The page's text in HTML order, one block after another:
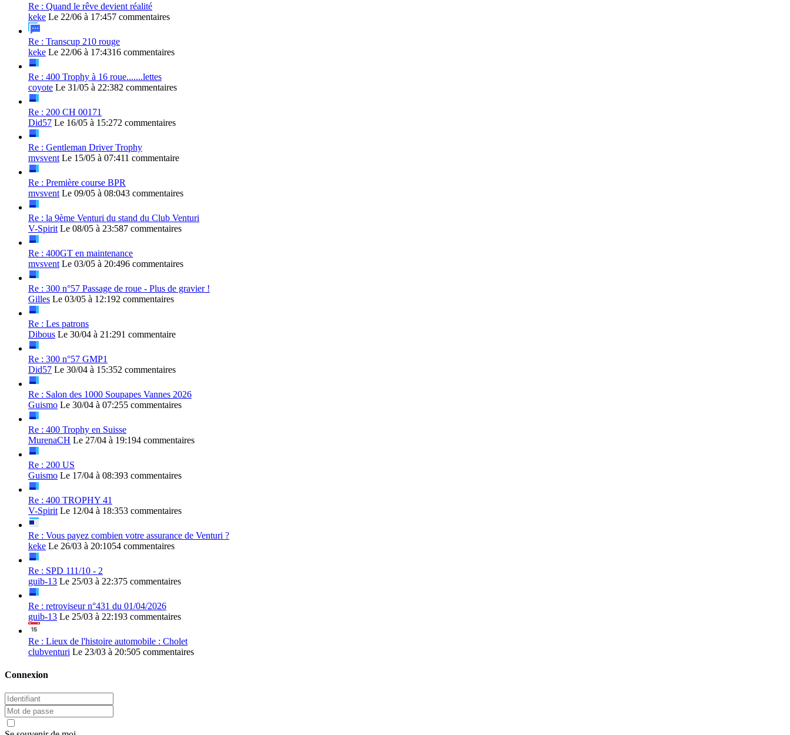
Re : Quand le rêve devient réalité
keke Le 22/06 à 17:457 commentaires
Re : Transcup 210 rouge
keke Le 22/06 à 17:4316 commentaires
Re : 400 Trophy à 16 roue.......lettes
coyote Le 31/05 à 22:382 commentaires
Re : 200 CH 00171
Did57 Le 16/05 à 15:272 commentaires
Re : Gentleman Driver Trophy
mvsvent Le 15/05 à 07:411 commentaire
Re : Première course BPR
mvsvent Le 09/05 à 08:043 commentaires
Re : la 9ème Venturi du stand du Club Venturi
V-Spirit Le 08/05 à 23:587 commentaires
Re : 400GT en maintenance
mvsvent Le 03/05 à 20:496 commentaires
Re : 300 n°57 Passage de roue - Plus de gravier !
Gilles Le 03/05 à 12:192 commentaires
Re : Les patrons
Dibous Le 30/04 à 21:291 commentaire
Re : 300 n°57 GMP1
Did57 Le 30/04 à 15:352 commentaires
Re : Salon des 1000 Soupapes Vannes 2026
Guismo Le 30/04 à 07:255 commentaires
Re : 400 Trophy en Suisse
MurenaCH Le 27/04 à 19:194 commentaires
Re : 200 US
Guismo Le 17/04 à 08:393 commentaires
Re : 400 TROPHY 41
V-Spirit Le 12/04 à 18:353 commentaires
Re : Vous payez combien votre assurance de Venturi ?
keke Le 26/03 à 20:1054 commentaires
Re : SPD 111/10 - 2
guib-13 Le 25/03 à 22:375 commentaires
Re : retroviseur n°431 du 01/04/2026
guib-13 Le 25/03 à 22:193 commentaires
Re : Lieux de l'histoire automobile : Cholet
clubventuri Le 23/03 à 20:505 commentaires
Connexion